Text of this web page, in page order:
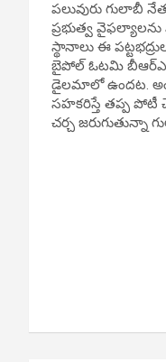
పలువురు గులాబీ
ప్రభుత్వ
స్థానాలు ఈ
బైపోల్ ఓటమి
డైలమాలో ఉందట.
సహకరిస్తే తప్ప పోటీ
చర్చ జరుగుతున్నా